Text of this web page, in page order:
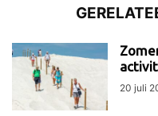
20 juli